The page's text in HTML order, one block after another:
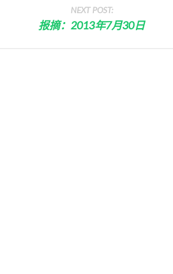
NEXT POST:
报摘：2013年7月30日